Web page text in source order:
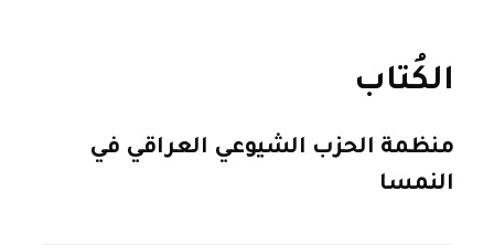
الكُتاب
منظمة الحزب الشيوعي العراقي في
النمسا